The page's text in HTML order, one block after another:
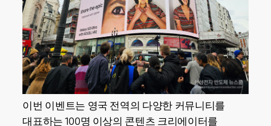
이번 이벤트는 영국 전역의 다양한 커뮤니티를
대표하는 100명 이상의 콘텐츠 크리에이터를